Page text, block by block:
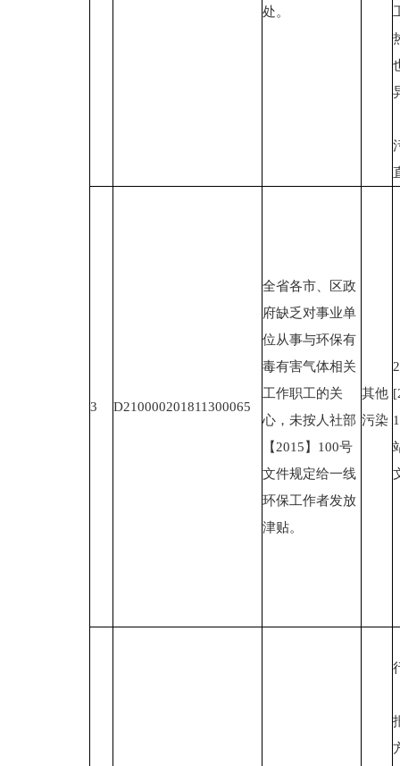
处。
3 D210000201811300065
全省各市、区政
府缺乏对事业单
位从事与环保有
毒有害气体相关
工作职工的关
心，未按人社部
【2015】100号
文件规定给一线
环保工作者发放
津贴。
其他
污染